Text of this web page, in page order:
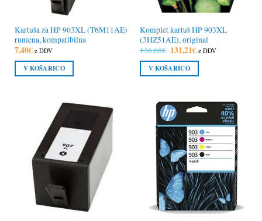
Kartuša za HP 903XL (T6M11AE)
rumena, kompatibilna
7,40€ z DDV
V KOŠARICO
Komplet kartuš HP 903XL
(3HZ51AE), original
136,68€ Izvirna
cena
je
bila:
136,68€.
131,21€Trenutna
cena
je:
z DDV
V KOŠARICO